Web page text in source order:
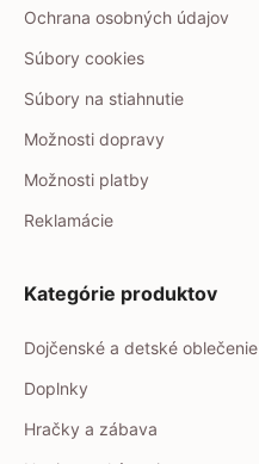
Ochrana osobných údajov
Súbory cookies
Súbory na stiahnutie
Možnosti dopravy
Možnosti platby
Reklamácie
Kategórie produktov
Dojčenské a detské oblečenie
Doplnky
Hračky a zábava